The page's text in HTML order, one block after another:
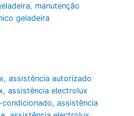
, manutenção
geladeira
, assistência autorizado
, assistência electrolux
, assistência